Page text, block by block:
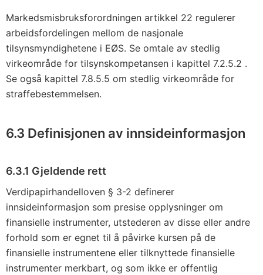
Markedsmisbruksforordningen artikkel 22 regulerer
arbeidsfordelingen mellom de nasjonale
tilsynsmyndighetene i EØS. Se omtale av stedlig
virkeområde for tilsynskompetansen i kapittel 7.2.5.2 .
Se også kapittel 7.8.5.5 om stedlig virkeområde for
straffebestemmelsen.
6.3 Definisjonen av innsideinformasjon
6.3.1 Gjeldende rett
Verdipapirhandelloven § 3-2 definerer
innsideinformasjon som presise opplysninger om
finansielle instrumenter, utstederen av disse eller andre
forhold som er egnet til å påvirke kursen på de
finansielle instrumentene eller tilknyttede finansielle
instrumenter merkbart, og som ikke er offentlig